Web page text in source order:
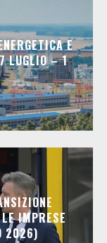
E
LUGLIO – 1
IMPRESE
2026)